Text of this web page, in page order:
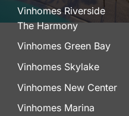
Vinhomes Riverside
The Harmony
Vinhomes Green Bay
Vinhomes Skylake
Vinhomes New Center
Vinhomes Marina